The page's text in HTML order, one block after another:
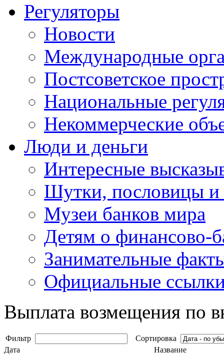
Регуляторы
Новости
Международные
Постсоветское
Национальные
Некоммерческие
Люди и деньги
Интересные
Шутки, пословицы и
Музеи банков мира
Детям о финансово-
Занимательные
Официальные
Выплата возмещения по
Фильтр
Сортировка
Дата
Название